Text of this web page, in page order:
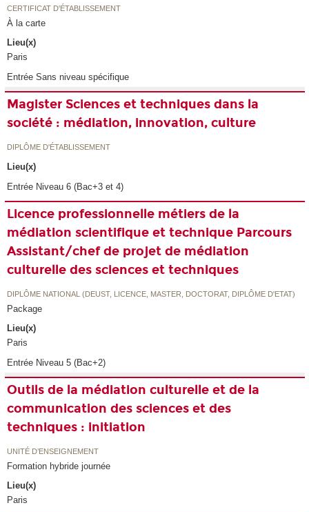
CERTIFICAT D'ÉTABLISSEMENT
À la carte
Lieu(x)
Paris
Entrée Sans niveau spécifique
Magister Sciences et techniques dans la
société : médiation, innovation, culture
DIPLÔME D'ÉTABLISSEMENT
Lieu(x)
Entrée Niveau 6 (Bac+3 et 4)
Licence professionnelle métiers de la
médiation scientifique et technique Parcours
Assistant/chef de projet de médiation
culturelle des sciences et techniques
DIPLÔME NATIONAL (DEUST, LICENCE, MASTER, DOCTORAT, DIPLÔME D'ETAT)
Package
Lieu(x)
Paris
Entrée Niveau 5 (Bac+2)
Outils de la médiation culturelle et de la
communication des sciences et des
techniques : initiation
UNITÉ D’ENSEIGNEMENT
Formation hybride journée
Lieu(x)
Paris